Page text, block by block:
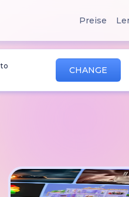
Preise
CHANGE